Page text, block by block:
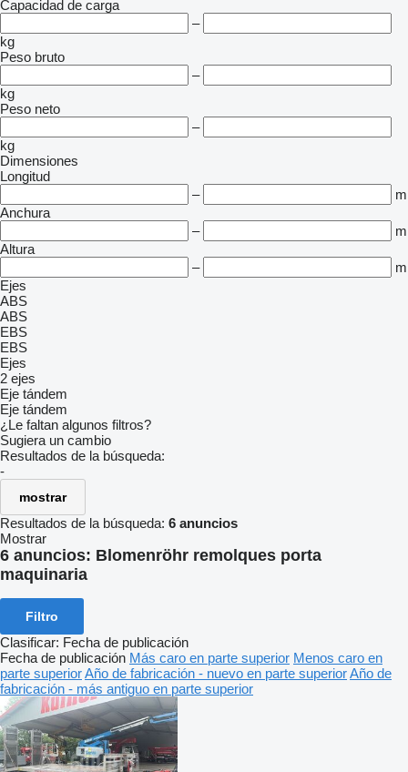
Capacidad de carga
–
kg
Peso bruto
–
kg
Peso neto
–
kg
Dimensiones
Longitud
–
m
Anchura
–
m
Altura
–
m
Ejes
ABS
ABS
EBS
EBS
Ejes
2 ejes
Eje tándem
Eje tándem
¿Le faltan algunos filtros?
Sugiera un cambio
Resultados de la búsqueda:
-
mostrar
Resultados de la búsqueda: 6 anuncios
Mostrar
6 anuncios: Blomenröhr remolques porta
maquinaria
Filtro
Clasificar: Fecha de publicación
Fecha de publicación Más caro en parte superior Menos caro en
parte superiorAño de fabricación - nuevo en parte superiorAño de
fabricación - más antiguo en parte superior